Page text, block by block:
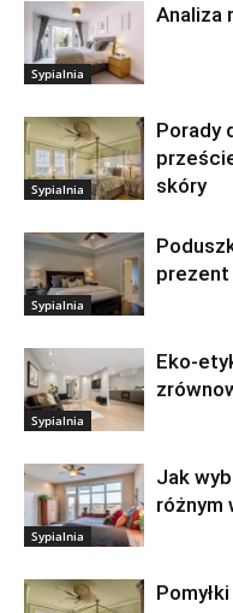
Sypialnia
Analiza
Sypialnia
Porady
skóry
Sypialnia
prezent
Sypialnia
Eko-
Sypialnia
Jak
różnym